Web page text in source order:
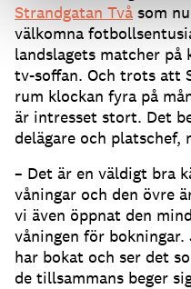
Strandgatan Två som
välkomna
landslagets matcher
tv-soffan. Och trots att
rum klockan fyra på
är intresset stort. Det
delägare och platschef,
– Det är en väldigt bra
våningar och den övre
vi även öppnat den
våningen för
har bokat och ser det
de tillsammans beger